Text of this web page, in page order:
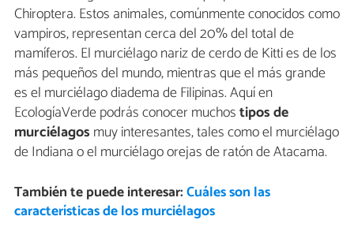
Chiroptera. Estos animales, comúnmente conocidos como
vampiros, representan cerca del 20% del total de
mamíferos. El murciélago nariz de cerdo de Kitti es de los
más pequeños del mundo, mientras que el más grande
es el murciélago diadema de Filipinas. Aquí en
EcologíaVerde podrás conocer muchostipos de
murciélagos muy interesantes, tales como el murciélago
de Indiana o el murciélago orejas de ratón de Atacama.
También te puede interesar:Cuáles son las
características de los murciélagos